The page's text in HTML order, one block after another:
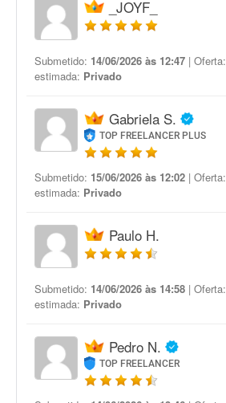
_JOYF_
Submetido: 14/06/2026 às 12:47 | Oferta:
estimada: Privado
Gabriela S.
TOP FREELANCER PLUS
Submetido: 15/06/2026 às 12:02 | Oferta:
estimada: Privado
Paulo H.
Submetido: 14/06/2026 às 14:58 | Oferta:
estimada: Privado
Pedro N.
TOP FREELANCER